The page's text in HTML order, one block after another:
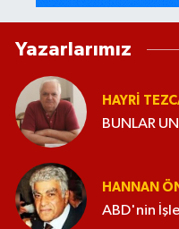
Yazarlarımız
HAYRI
BUNLAR
HANNAN
ABD'nin